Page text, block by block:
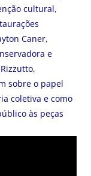
cultural,
Caner,
e
sobre o papel
coletiva e como
às peças